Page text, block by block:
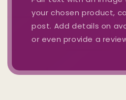
your chosen product,
post. Add details on
or even provide a